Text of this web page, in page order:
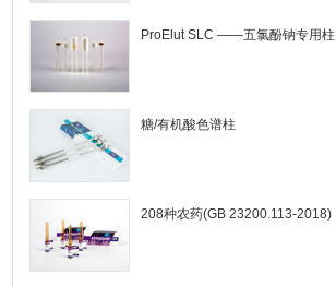
ProElut SLC ——五氯酚钠专用柱
糖/有机酸色谱柱
208种农药(GB 23200.113-2018)